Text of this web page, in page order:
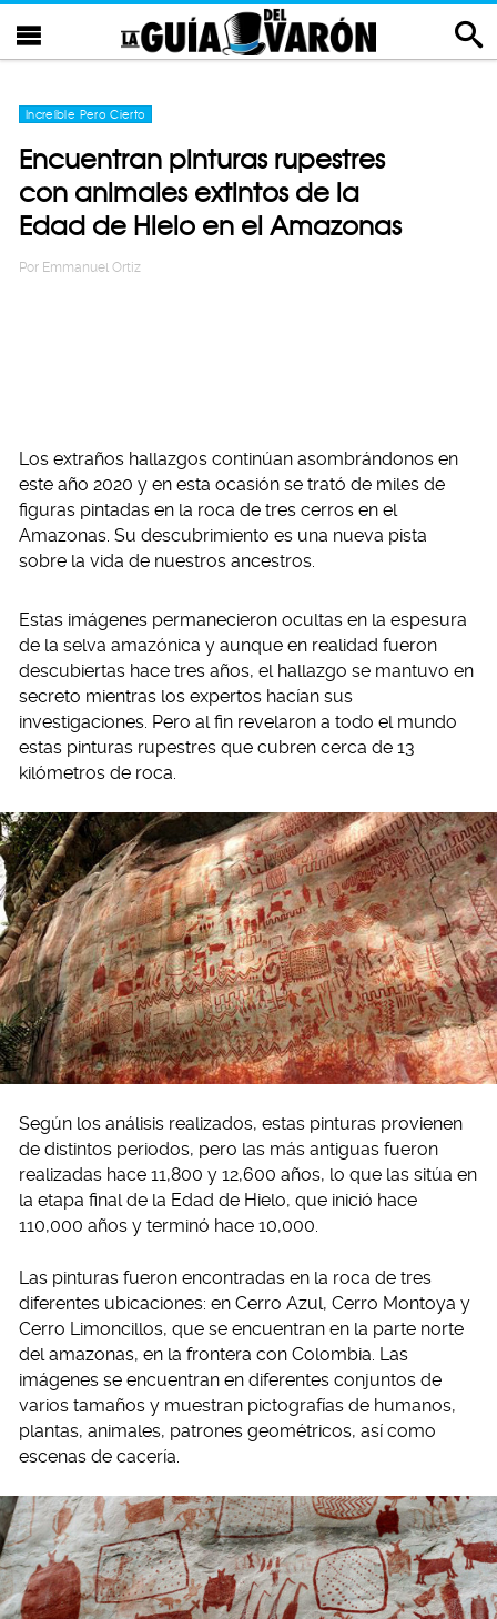
Increíble Pero Cierto
Encuentran pinturas rupestres
con animales extintos de la
Edad de Hielo en el Amazonas
Por Emmanuel Ortiz
Los extraños hallazgos continúan asombrándonos en
este año 2020 y en esta ocasión se trató de miles de
figuras pintadas en la roca de tres cerros en el
Amazonas. Su descubrimiento es una nueva pista
sobre la vida de nuestros ancestros.
Estas imágenes permanecieron ocultas en la espesura
de la selva amazónica y aunque en realidad fueron
descubiertas hace tres años, el hallazgo se mantuvo en
secreto mientras los expertos hacían sus
investigaciones. Pero al fin revelaron a todo el mundo
estas pinturas rupestres que cubren cerca de 13
kilómetros de roca.
Según los análisis realizados, estas pinturas provienen
de distintos periodos, pero las más antiguas fueron
realizadas hace 11,800 y 12,600 años, lo que las sitúa en
la etapa final de la Edad de Hielo, que inició hace
110,000 años y terminó hace 10,000.
Las pinturas fueron encontradas en la roca de tres
diferentes ubicaciones: en Cerro Azul, Cerro Montoya y
Cerro Limoncillos, que se encuentran en la parte norte
del amazonas, en la frontera con Colombia. Las
imágenes se encuentran en diferentes conjuntos de
varios tamaños y muestran pictografías de humanos,
plantas, animales, patrones geométricos, así como
escenas de cacería.